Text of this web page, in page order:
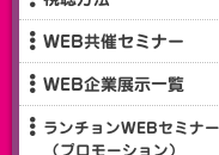
WEB共催セミナー
WEB企業展示一覧
ランチョンWEBセミナ
（プロモーション）